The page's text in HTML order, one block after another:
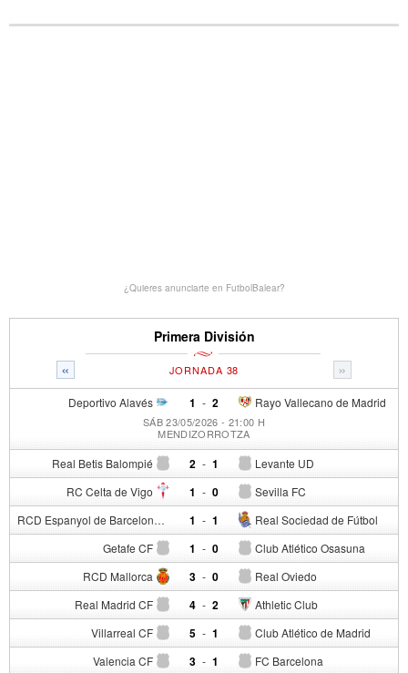
¿Quieres anunciarte en FutbolBalear?
Primera División
« »
JORNADA 38
Deportivo Alavés 1 - Rayo Vallecano de Madrid
2
SÁB 23/05/2026 - 21:00 H
MENDIZORROTZA
Real Betis Balompié 2 - Levante UD
1
RC Celta de Vigo 1 - Sevilla FC
0
RCD Espanyol de Barcelona 1 - Real Sociedad de Fútbol
1
Getafe CF 1 - Club Atlético Osasuna
0
RCD Mallorca 3 - Real Oviedo
0
Real Madrid CF 4 - Athletic Club
2
Villarreal CF 5 - Club Atlético de Madrid
1
Valencia CF 3 - FC Barcelona
1